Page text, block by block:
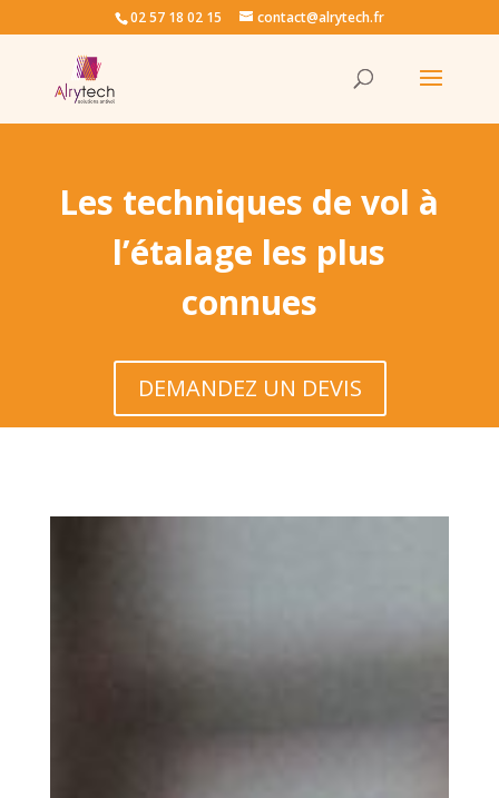
02 57 18 02 15 contact@alrytech.fr
Les techniques de vol à
l’étalage les plus
connues
DEMANDEZ UN DEVIS